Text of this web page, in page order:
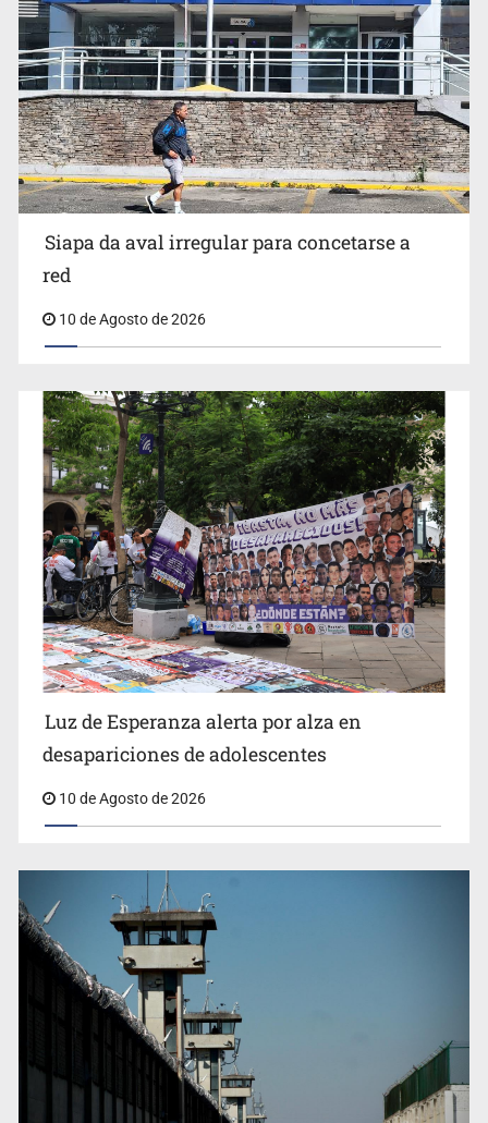
Invidentes acusan evasión de SSAS en suspensión
expedientes
Siapa da aval irregular para concetarse a red
Siapa da aval irregular para concetarse a
red
10 de Agosto de 2026
Luz de Esperanza alerta por alza en
desapariciones de adolescentes
10 de Agosto de 2026